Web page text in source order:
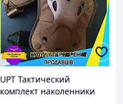
UPT Тактический
комплект наколенники